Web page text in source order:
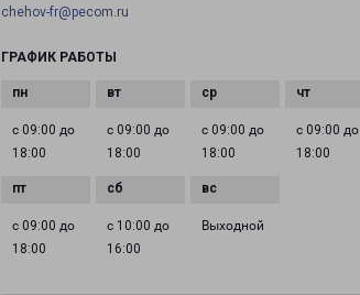
chehov-fr@pecom.ru
ГРАФИК РАБОТЫ
с 09:00 до
18:00
с 09:00 до
18:00
с 09:00 до
18:00
с 09:00 до
18:00
с 09:00 до
18:00
с 10:00 до
16:00
Выходной